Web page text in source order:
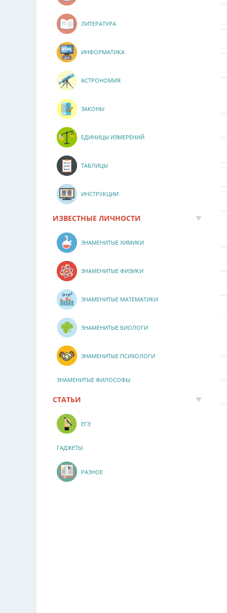
ЛИТЕРАТУРА
ИНФОРМАТИКА
АСТРОНОМИЯ
ЗАКОНЫ
ЕДИНИЦЫ ИЗМЕРЕНИЙ
ТАБЛИЦЫ
ИНСТРУКЦИИ
ИЗВЕСТНЫЕ ЛИЧНОСТИ
ЗНАМЕНИТЫЕ ХИМИКИ
ЗНАМЕНИТЫЕ ФИЗИКИ
ЗНАМЕНИТЫЕ МАТЕМАТИКИ
ЗНАМЕНИТЫЕ БИОЛОГИ
ЗНАМЕНИТЫЕ ПСИХОЛОГИ
ЗНАМЕНИТЫЕ ФИЛОСОФЫ
СТАТЬИ
ЕГЭ
ГАДЖЕТЫ
РАЗНОЕ